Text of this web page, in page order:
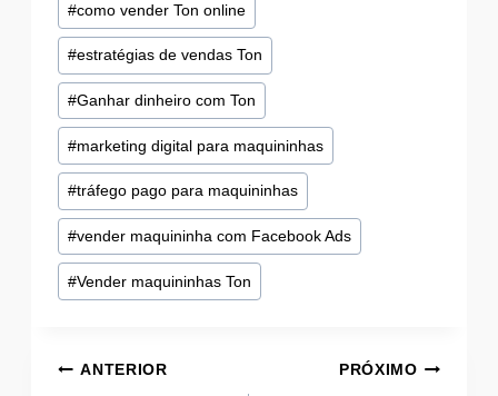
#como vender Ton online
#estratégias de vendas Ton
#Ganhar dinheiro com Ton
#marketing digital para maquininhas
#tráfego pago para maquininhas
#vender maquininha com Facebook Ads
#Vender maquininhas Ton
Navegação
ANTERIOR PRÓXIMO